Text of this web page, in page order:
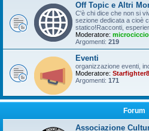
Off Topic e Altri
C'è chi dice che non si
sezione dedicata a cioè
statico!Racconti,
Moderatore: microciccio
Argomenti: 219
Eventi
organizzazione eventi,
Moderatore:
Argomenti: 171
Forum
Associazione